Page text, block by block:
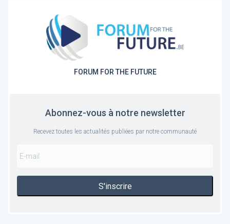
FORUM FOR THE FUTURE
Abonnez-vous à notre newsletter
Recevez toutes les actualités publiées par notre communauté
S'inscrire